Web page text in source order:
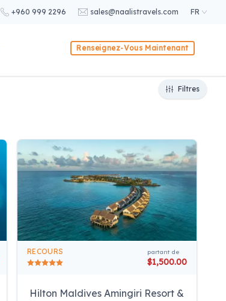
+960 999 2296 sales@naalistravels.com FR
Renseignez-Vous Maintenant
Filtres
RECOURS partant de
$1,500.00
Hilton Maldives Amingiri Resort &